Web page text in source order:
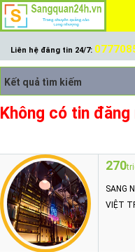
Liên hệ đăng tin 24/7:
Kết quả tìm kiếm
Không có tin đăng
270
SANG
VIỆT